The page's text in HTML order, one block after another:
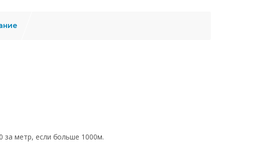
за метр, если больше 1000м.